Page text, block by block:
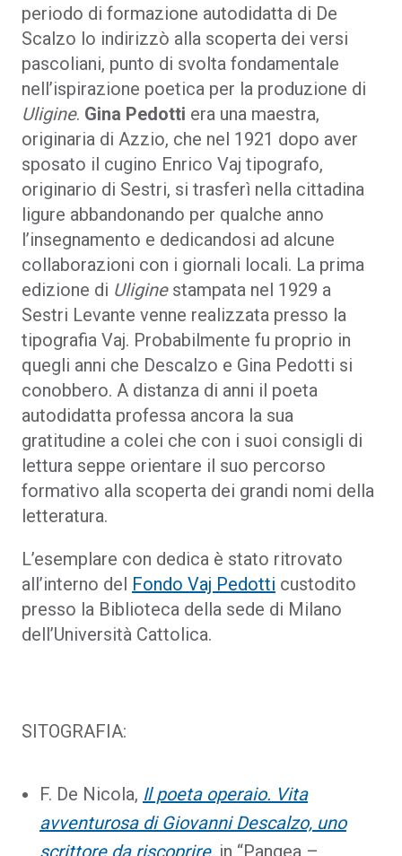
periodo di formazione autodidatta di De
Scalzo lo indirizzò alla scoperta dei versi
pascoliani, punto di svolta fondamentale
nell’ispirazione poetica per la produzione di
Uligine. Gina Pedotti era una maestra,
originaria di Azzio, che nel 1921 dopo aver
sposato il cugino Enrico Vaj tipografo,
originario di Sestri, si trasferì nella cittadina
ligure abbandonando per qualche anno
l’insegnamento e dedicandosi ad alcune
collaborazioni con i giornali locali. La prima
edizione di Uligine stampata nel 1929 a
Sestri Levante venne realizzata presso la
tipografia Vaj. Probabilmente fu proprio in
quegli anni che Descalzo e Gina Pedotti si
conobbero. A distanza di anni il poeta
autodidatta professa ancora la sua
gratitudine a colei che con i suoi consigli di
lettura seppe orientare il suo percorso
formativo alla scoperta dei grandi nomi della
letteratura.
L’esemplare con dedica è stato ritrovato
all’interno del Fondo Vaj Pedotti custodito
presso la Biblioteca della sede di Milano
dell’Università Cattolica.
SITOGRAFIA:
F. De Nicola, Il poeta operaio. Vita
avventurosa di Giovanni Descalzo, uno
scrittore da riscoprire, in “Pangea –